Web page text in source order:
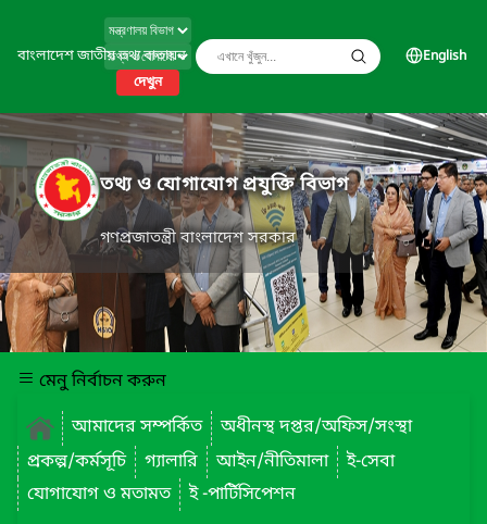
বাংলাদেশ জাতীয় তথ্য বাতায়ন
দেখুন
English
তথ্য ও যোগাযোগ প্রযুক্তি বিভাগ
গণপ্রজাতন্ত্রী বাংলাদেশ সরকার
মেনু নির্বাচন করুন
আমাদের সম্পর্কিত
অধীনস্থ দপ্তর/অফিস/সংস্থা
প্রকল্প/কর্মসূচি
গ্যালারি আইন/নীতিমালা
ই-সেবা
যোগাযোগ ও মতামত
ই -পার্টিসিপেশন